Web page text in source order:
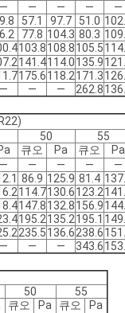
― ― ― ―
―
57.1 97.7 51.0
77.8 104.3 80.3
103.8108.8105.5
141.4114.0135.9
175.6118.2171.3
― ― ― 262.8
50
55
큐오 Pa 큐오
Pa
― ― ― ―
―
86.9 125.9 81.4
114.7130.6123.2
147.8132.8156.9
195.2135.2195.1
235.5136.6238.6
― ― ― 343.6
50
55
큐오 Pa 큐오
Pa